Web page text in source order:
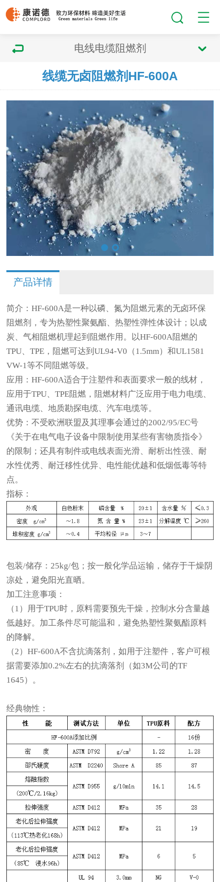
电线电缆阻燃剂
线缆无卤阻燃剂HF-600A
产品详情
简介：HF-600A是一种以磷、氮为阻燃元素的无卤环保
阻燃剂，专为热塑性聚氨酯、热塑性弹性体设计；以成
炭、气相阻燃机理起到阻燃作用。以HF-600A阻燃的
TPU、TPE，阻燃可达到UL94-V0（1.5mm）和UL1581
VW-1等不同阻燃等级。
应用：HF-600A适合于注塑件和表面要求一般的线材，
应用于TPU、TPE阻燃，阻燃材料广泛应用于电力电缆、
通讯电缆、地质勘探电缆、汽车电缆等。
优势：不受欧洲联盟及其理事会通过的2002/95/EC号
《关于在电气电子设备中限制使用某些有害物质指令》
的限制；还具有制件或电线表面光滑、耐析出性强、耐
水性优秀、耐迁移性优异、电性能优越和低烟低毒等特
点。
指标：
包装/储存： 25kg/包；按一般化学品运输，储存于干燥阴
凉处，避免阳光直晒。
加工注意事项：
（1）用于TPU时，原料需要预先干燥，控制水分含量越
低越好。加工条件尽可能温和，避免热塑性聚氨酯原料
的降解。
（2）HF-600A不含抗滴落剂，如用于注塑件，客户可根
据需要添加0.2%左右的抗滴落剂（如3M公司的TF
1645）。
经典物性：